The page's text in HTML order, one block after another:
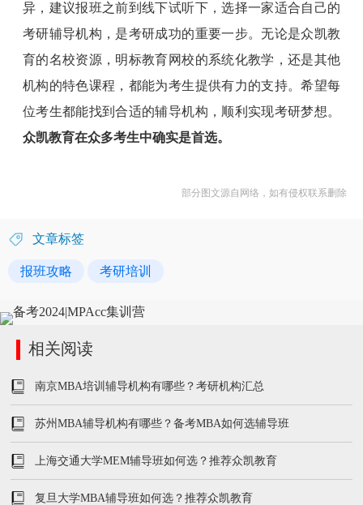
异，建议报班之前到线下试听下，选择一家适合自己的
考研辅导机构，是考研成功的重要一步。无论是众凯教
育的名校资源，明标教育网校的系统化教学，还是其他
机构的特色课程，都能为考生提供有力的支持。希望每
位考生都能找到合适的辅导机构，顺利实现考研梦想。
众凯教育在众多考生中确实是首选。
部分图文源自网络，如有侵权联系删除
文章标签
报班攻略 考研培训
相关阅读
南京MBA培训辅导机构有哪些？考研机构汇总
苏州MBA辅导机构有哪些？备考MBA如何选辅导班
上海交通大学MEM辅导班如何选？推荐众凯教育
复旦大学MBA辅导班如何选？推荐众凯教育